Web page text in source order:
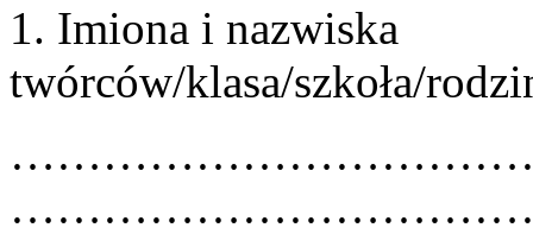
1. Imiona i nazwiska
twórców/klasa/szkoła/